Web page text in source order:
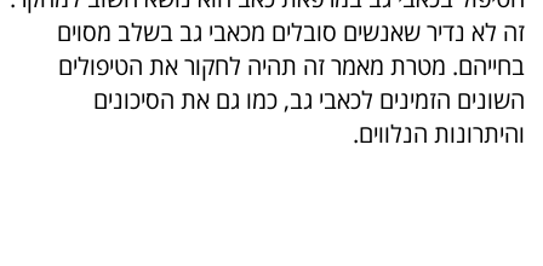
זה לא נדיר שאנשים סובלים מכאבי גב בשלב מסוים
בחייהם. מטרת מאמר זה תהיה לחקור את הטיפולים
השונים הזמינים לכאבי גב, כמו גם את הסיכונים
והיתרונות הנלווים.